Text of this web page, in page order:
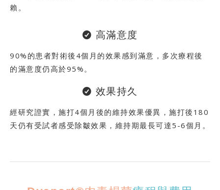
賴。
高滿意度
90%的患者對術後4個月的效果感到滿意，多次療程後
的滿意度仍高於95%。
效果持久
經研究證實，施打4個月後的維持效果優異，施打後180
天仍有受試者感受除皺效果，維持期最長可達5-6個月。